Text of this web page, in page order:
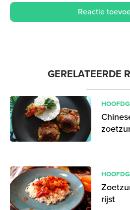
GERELATEERDE
rijst